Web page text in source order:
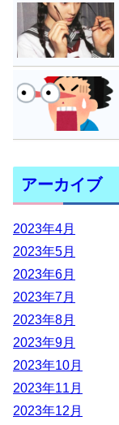
アーカイブ
2023年4月
2023年5月
2023年6月
2023年7月
2023年8月
2023年9月
2023年10月
2023年11月
2023年12月